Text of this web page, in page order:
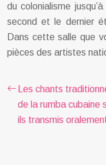
du colonialisme
second et le dernier
Dans cette salle que
pièces des artistes
Les chants
de la rumba cubaine
ils transmis